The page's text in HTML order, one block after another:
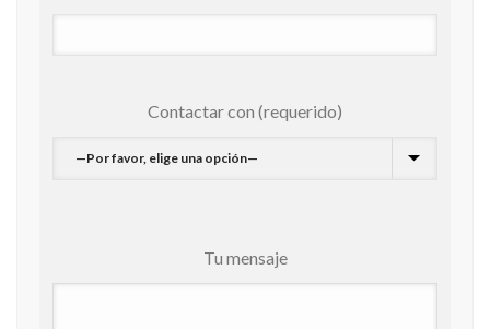
Contactar con (requerido)
Tu mensaje